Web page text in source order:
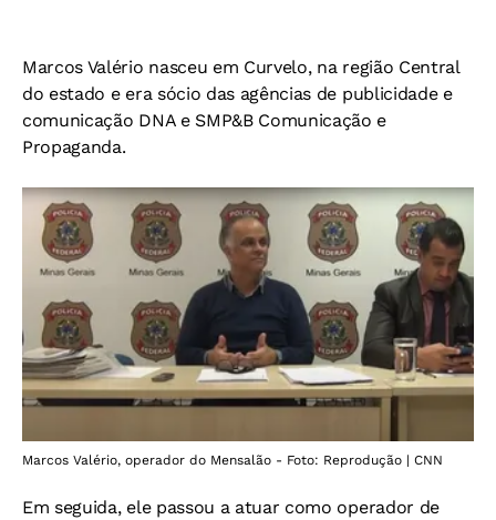
Marcos Valério nasceu em Curvelo, na região Central
do estado e era sócio das agências de publicidade e
comunicação DNA e SMP&B Comunicação e
Propaganda.
Marcos Valério, operador do Mensalão - Foto: Reprodução | CNN
Em seguida, ele passou a atuar como operador de